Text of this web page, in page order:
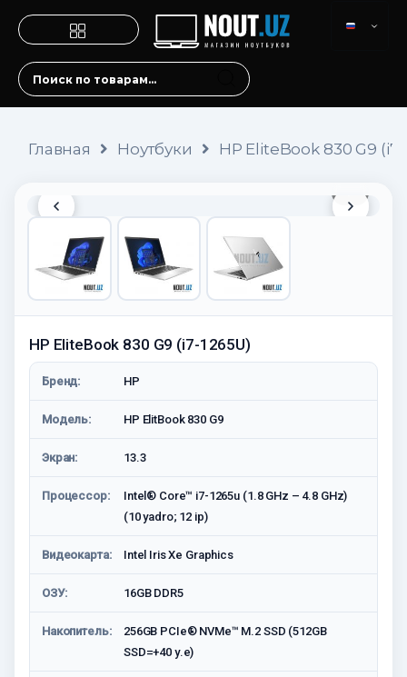
Главная Ноутбуки HP EliteBook 830 G9 (i7-
HP EliteBook 830 G9 (i7-1265U)
Бренд: HP
Модель: HP ElitBook 830 G9
Экран: 13.3
Процессор:
Intel® Core™ i7-1265u (1.8 GHz – 4.8 GHz)
(10 yadro; 12 ip)
Видеокарта: Intel Iris Xe Graphics
ОЗУ: 16GB DDR5
Накопитель:
256GB PCIe® NVMe™ M.2 SSD (512GB
SSD=+40 у.е)